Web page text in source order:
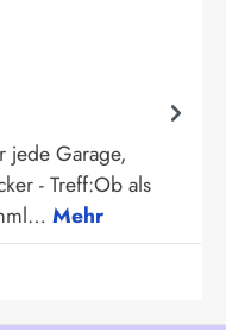
Garage,
- Treff:Ob als
Mehr